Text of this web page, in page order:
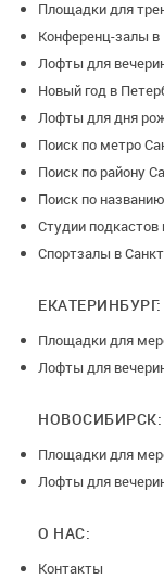
Площадки для
Конференц-залы в
Лофты для
Новый год в
Лофты для дня
Поиск по метро
Поиск по району
Поиск по
Студии подкастов
Спортзалы в
ЕКАТЕРИНБУРГ:
Площадки для
Лофты для
НОВОСИБИРСК:
Площадки для
Лофты для
О НАС:
Контакты